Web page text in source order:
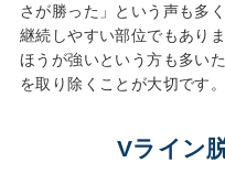
さが勝った」という声も多
継続しやすい部位でもあり
ほうが強いという方も多い
を取り除くことが大切です。
Vライン